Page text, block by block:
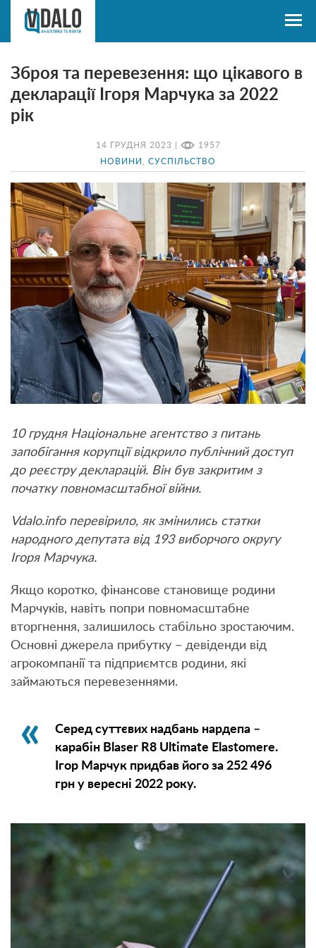
14 ГРУДНЯ 2023 | 1957
НОВИНИ СУСПІЛЬСТВО
Зброя та перевезення: що цікавого в
декларації Ігоря Марчука за 2022
рік
10 грудня Національне агентство з питань
запобігання корупції відкрило публічний доступ
до реєстру декларацій. Він був закритим з
початку повномасштабної війни.
Vdalo.info перевірило, як змінились статки
народного депутата від 193 виборчого округу
Ігоря Марчука.
Якщо коротко, фінансове становище родини
Марчуків, навіть попри повномасштабне
вторгнення, залишилось стабільно зростаючим.
Основні джерела прибутку – девіденди від
агрокомпанії та підприємтсв родини, які
займаються перевезеннями.
Серед суттєвих надбань нардепа –
карабін Blaser R8 Ultimate Elastomere.
Ігор Марчук придбав його за 252 496
грн у вересні 2022 року.